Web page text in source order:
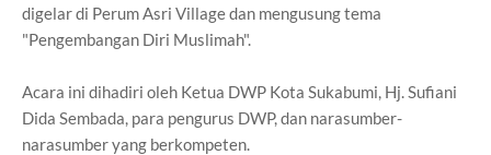
digelar di Perum Asri Village dan mengusung tema
"Pengembangan Diri Muslimah".
Acara ini dihadiri oleh Ketua DWP Kota Sukabumi, Hj. Sufiani
Dida Sembada, para pengurus DWP, dan narasumber-
narasumber yang berkompeten.